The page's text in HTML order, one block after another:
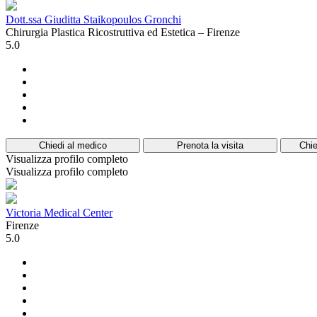
Dott.ssa Giuditta Staikopoulos Gronchi
Chirurgia Plastica Ricostruttiva ed Estetica – Firenze
5.0
Chiedi al medico Prenota la visita
Visualizza profilo completo
Visualizza profilo completo
Victoria Medical Center
Firenze
5.0